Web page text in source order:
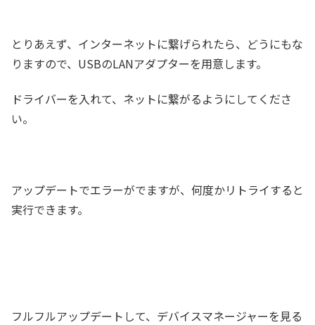
とりあえず、インターネットに繋げられたら、どうにもな
りますので、USBのLANアダプターを用意します。
ドライバーを入れて、ネットに繋がるようにしてくださ
い。
アップデートでエラーがでますが、何度かリトライすると
実行できます。
フルフルアップデートして、デバイスマネージャーを見る